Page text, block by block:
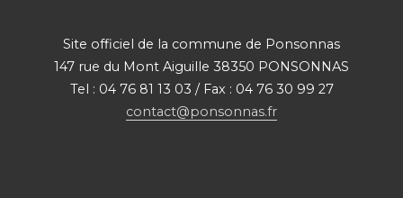
Site officiel de la commune de Ponsonnas
147 rue du Mont Aiguille 38350 PONSONNAS
Tel : 04 76 81 13 03 / Fax : 04 76 30 99 27
contact@ponsonnas.fr